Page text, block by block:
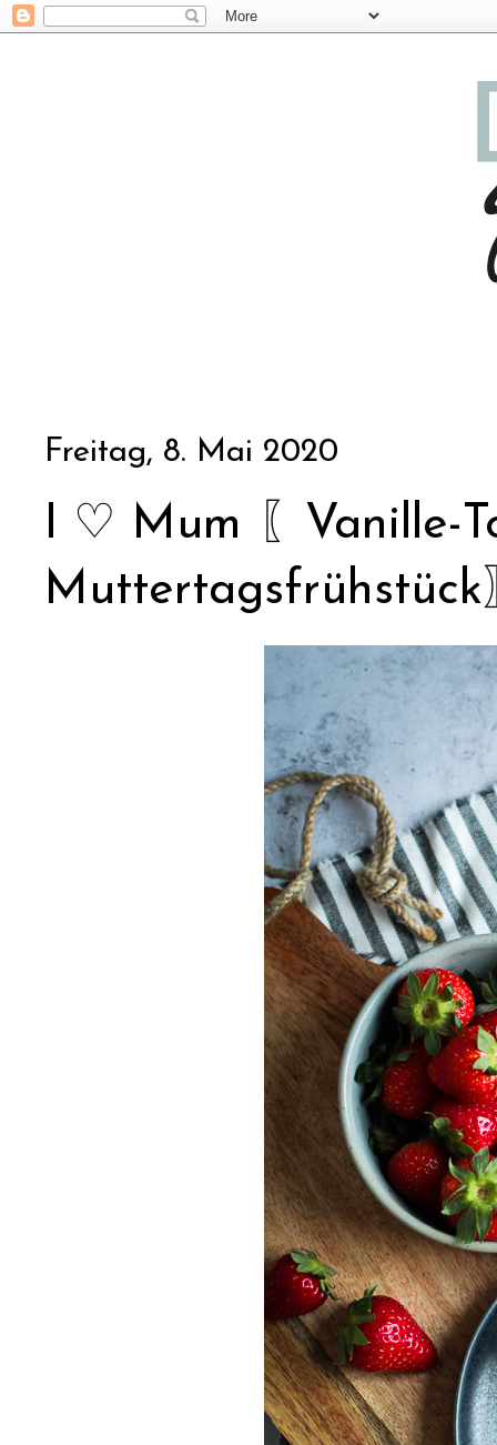
Freitag, 8. Mai 2020
I ♡ Mum 〖Vanille-
Muttertagsfrühstück